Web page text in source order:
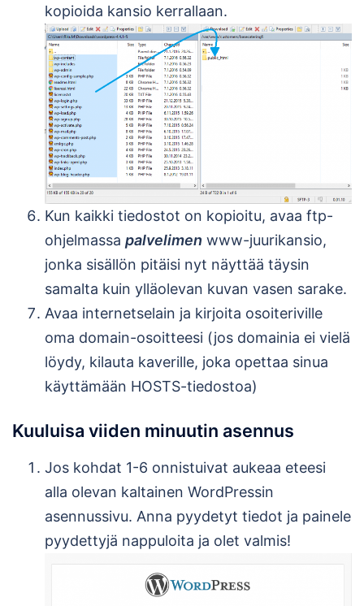
kopioida kansio kerrallaan.
Kun kaikki tiedostot on kopioitu, avaa ftp-
ohjelmassa palvelimen www-juurikansio,
jonka sisällön pitäisi nyt näyttää täysin
samalta kuin ylläolevan kuvan vasen sarake.
Avaa internetselain ja kirjoita osoiteriville
oma domain-osoitteesi (jos domainia ei vielä
löydy, kilauta kaverille, joka opettaa sinua
käyttämään HOSTS-tiedostoa)
Kuuluisa viiden minuutin asennus
Jos kohdat 1-6 onnistuivat aukeaa eteesi
alla olevan kaltainen WordPressin
asennussivu. Anna pyydetyt tiedot ja painele
pyydettyjä nappuloita ja olet valmis!